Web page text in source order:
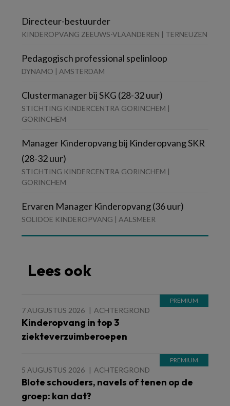
Directeur-bestuurder
KINDEROPVANG ZEEUWS-VLAANDEREN | TERNEUZEN
Pedagogisch professional spelinloop
DYNAMO | AMSTERDAM
Clustermanager bij SKG (28-32 uur)
STICHTING KINDERCENTRA GORINCHEM |
GORINCHEM
Manager Kinderopvang bij Kinderopvang SKR
(28-32 uur)
STICHTING KINDERCENTRA GORINCHEM |
GORINCHEM
Ervaren Manager Kinderopvang (36 uur)
SOLIDOE KINDEROPVANG | AALSMEER
Lees ook
7 AUGUSTUS 2026 ACHTERGROND
Kinderopvang in top 3
ziekteverzuimberoepen
5 AUGUSTUS 2026 ACHTERGROND
Blote schouders, navels of tenen op de
groep: kan dat?